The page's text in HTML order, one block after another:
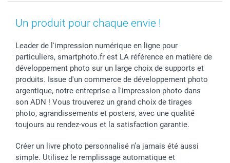
Coques smartphone
Cadres photo & accessoires déco
Dénicheur d'idées cadeau
Fête des Mères
Communion
Baptême
Toussaint
Rentrée des classes
Saint-Valentin
Vacances
Droit de rétraction
Vie privée
Gestion des cookies
Tarifs
Partenariats & Influence
Investisseurs
Aide
smartfriends
Livraison
Modes de paiement
Grandes quantités
Statut de ma commande
Un produit pour chaque envie !
Leader de l'impression numérique en ligne pour
particuliers, smartphoto.fr est LA référence en matière de
développement photo sur un large choix de supports et
produits. Issue d'un commerce de développement photo
argentique, notre entreprise a l'impression photo dans
son ADN ! Vous trouverez un grand choix de tirages
photo, agrandissements et posters, avec une qualité
toujours au rendez-vous et la satisfaction garantie.
Créer un livre photo personnalisé n’a jamais été aussi
simple. Utilisez le remplissage automatique et